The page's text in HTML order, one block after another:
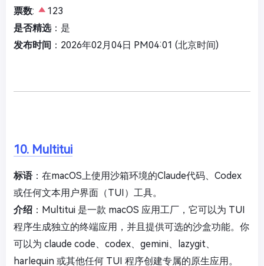
票数:
123
是否精选：是
发布时间 ：2026年02月04日 PM04:01 (北京时间)
10. Multitui
标语：在macOS上使用沙箱环境的Claude代码、Codex
或任何文本用户界面（TUI）工具。
介绍 ：Multitui 是一款 macOS 应用工厂，它可以为 TUI
程序生成独立的终端应用，并且提供可选的沙盒功能。你
可以为 claude code、codex、gemini、lazygit、
harlequin 或其他任何 TUI 程序创建专属的原生应用。